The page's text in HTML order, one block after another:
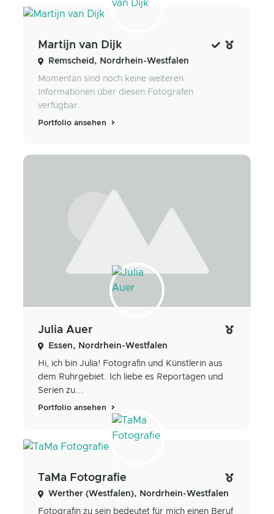
Martijn van Dijk
Remscheid, Nordrhein-Westfalen
Momentan sind noch keine weiteren
Informationen über diesen Fotografen
verfügbar.
Portfolio ansehen
Julia Auer
Essen, Nordrhein-Westfalen
Hi, ich bin Julia! Fotografin und Künstlerin aus
dem Ruhrgebiet. Ich liebe es Reportagen und
Serien zu...
Portfolio ansehen
TaMa Fotografie
Werther (Westfalen), Nordrhein-Westfalen
Fotografin zu sein bedeutet für mich einen Beruf